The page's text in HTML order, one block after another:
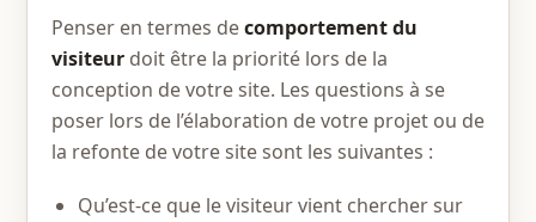
Penser en termes decomportement du
visiteurdoit être la priorité lors de la
conception de votre site. Les questions à se
poser lors de l’élaboration de votre projet ou de
la refonte de votre site sont les suivantes :
Qu’est-ce que le visiteur vient chercher sur